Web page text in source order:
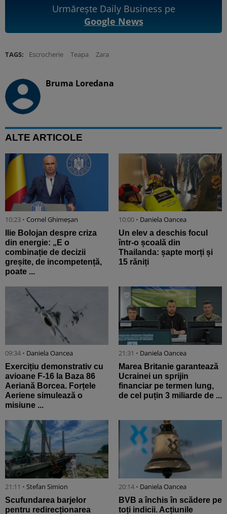
Urmărește Daily Business pe
Google News
TAGS: Escrocherie Teapa Zara
Bruma Loredana
ALTE ARTICOLE
10:23 • Cornel Ghimeșan
Ilie Bolojan despre criza
din energie: „E o
combinație de decizii
greșite, de incompetență,
poate ...
10:00 • Daniela Oancea
Un elev a deschis focul
într-o școală din
Thailanda: șapte morți și
15 răniți
09:34 • Daniela Oancea
Exercițiu demonstrativ cu
avioane F-16 la Baza 86
Aeriană Borcea. Forțele
Aeriene simulează o
misiune ...
21:31 • Daniela Oancea
Marea Britanie garantează
Ucrainei un sprijin
financiar pe termen lung,
de cel puțin 3 miliarde de ...
21:11 • Stefan Simion
Scufundarea barjelor
pentru redirecționarea
20:14 • Daniela Oancea
BVB a închis în scădere pe
toți indicii. Acțiunile